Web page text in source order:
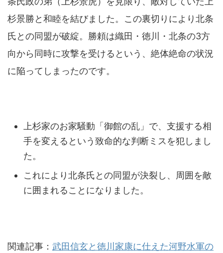
杉景勝と和睦を結びました。この裏切りにより北条
氏との同盟が破綻。勝頼は織田・徳川・北条の3方
向から同時に攻撃を受けるという、絶体絶命の状況
に陥ってしまったのです。
上杉家のお家騒動「御館の乱」で、支援する相
手を変えるという致命的な判断ミスを犯しまし
た。
これにより北条氏との同盟が決裂し、周囲を敵
に囲まれることになりました。
関連記事： 武田信玄と徳川家康に仕えた河野水軍の